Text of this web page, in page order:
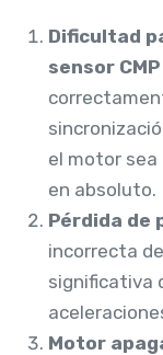
Dificultad
sensor CMP
el motor sea
en absoluto.
Pérdida de
incorrecta
significativa
Motor